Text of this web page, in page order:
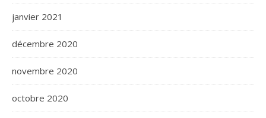
janvier 2021
décembre 2020
novembre 2020
octobre 2020